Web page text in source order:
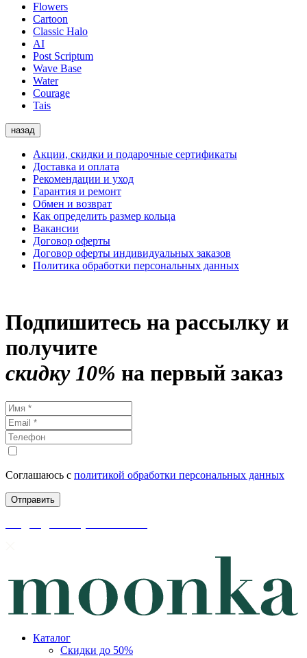
Flowers
Cartoon
Classic Halo
AI
Post Scriptum
Wave Base
Water
Courage
Tais
назад
Акции, скидки и подарочные сертификаты
Доставка и оплата
Рекомендации и уход
Гарантия и ремонт
Обмен и возврат
Как определить размер кольца
Вакансии
Договор оферты
Договор оферты индивидуальных заказов
Политика обработки персональных данных
Подпишитесь на рассылку и
получите
скидку 10% на первый заказ
Соглашаюсь с политикой обработки персональных данных
Каталог
Скидки до 50%